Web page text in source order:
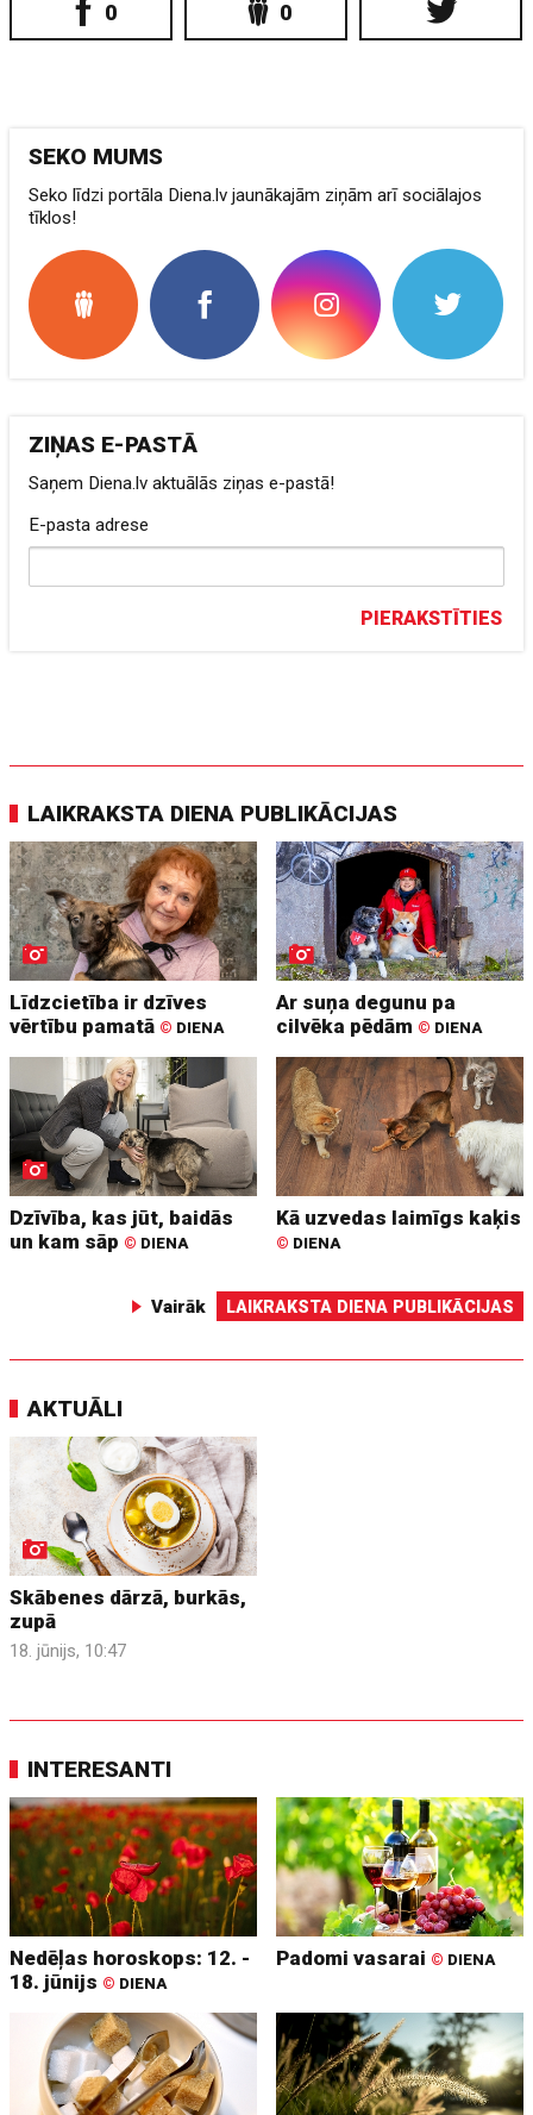
0 0
SEKO MUMS
Seko līdzi portāla Diena.lv jaunākajām ziņām arī sociālajos
tīklos!
ZIŅAS E-PASTĀ
Saņem Diena.lv aktuālās ziņas e-pastā!
E-pasta adrese
PIERAKSTĪTIES
LAIKRAKSTA DIENA PUBLIKĀCIJAS
Līdzcietība ir dzīves
vērtību pamatā © DIENA
Ar suņa degunu pa
cilvēka pēdām © DIENA
Dzīvība, kas jūt, baidās
un kam sāp © DIENA
Kā uzvedas laimīgs kaķis
© DIENA
Vairāk LAIKRAKSTA DIENA PUBLIKĀCIJAS
AKTUĀLI
Skābenes dārzā, burkās,
zupā
18. jūnijs, 10:47
INTERESANTI
Nedēļas horoskops: 12. -
18. jūnijs © DIENA
Padomi vasarai © DIENA